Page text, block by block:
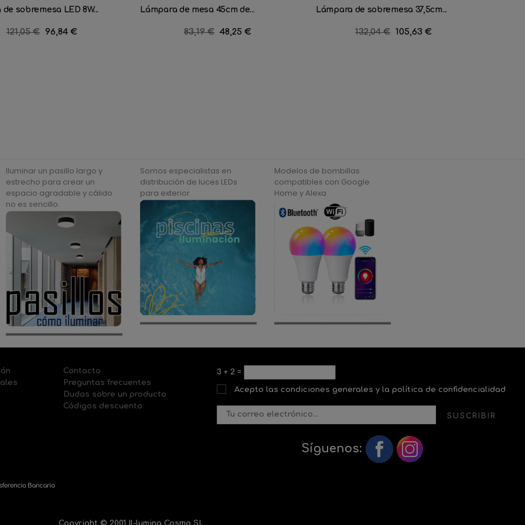
sobremesa LED 8W...
Precio
121,05 € Precio
96,84 €
Lámpara de mesa 45cm de...
Precio
83,19 € Precio
48,25 €
Lámpara de sobremesa 37,5cm...
Precio
132,04 € Precio
105,63 €
Iluminar un pasillo largo y
estrecho para crear un
espacio agradable y cálido
no es sencillo.
Somos especialistas en
distribución de luces LEDs
para exterior
Modelos de bombillas
compatibles con Google
Home y Alexa
Contacto
Preguntas frecuentes
Dudas sobre un producto
Códigos descuento
3 + 2 =
Acepto las condiciones generales y la política de confidencialidad
SUSCRIBIR
Síguenos:
Copyright © 2001 Il-lumina Cosmo SL